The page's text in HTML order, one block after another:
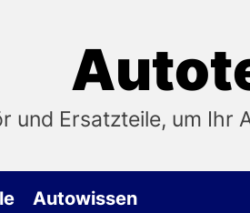
und Ersatzteile, um Ihr
Autowissen